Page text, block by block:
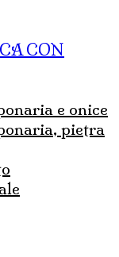
e onice